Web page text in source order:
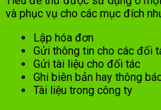
và phục vụ cho các mục đích
Lập hóa đơn
Gửi thông tin cho các đối
Gửi tài liệu cho đối tác
Ghi biên bản hay thông
Tài liệu trong công ty